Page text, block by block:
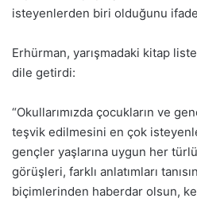
isteyenlerden biri olduğunu
Erhürman, yarışmadaki kitap
dile getirdi:
“Okullarımızda çocukların ve
teşvik edilmesini en çok
gençler yaşlarına uygun her
görüşleri, farklı anlatımları
biçimlerinden haberdar olsun,